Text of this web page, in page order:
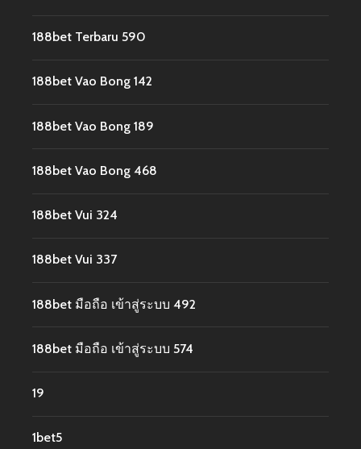
188bet Terbaru 590
188bet Vao Bong 142
188bet Vao Bong 189
188bet Vao Bong 468
188bet Vui 324
188bet Vui 337
188bet มือถือ เข้าสู่ระบบ 492
188bet มือถือ เข้าสู่ระบบ 574
19
1bet5